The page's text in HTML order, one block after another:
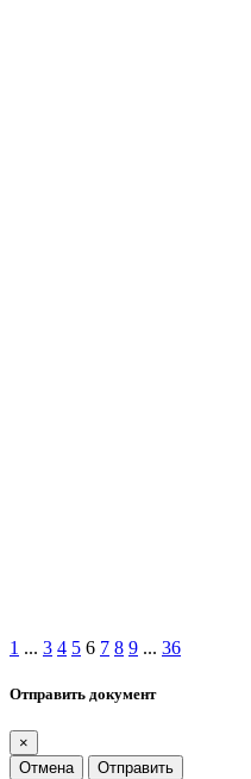
1 ... 3 4 5 6 7 8 9 ... 36
Отправить документ
×
Отмена
Отправить